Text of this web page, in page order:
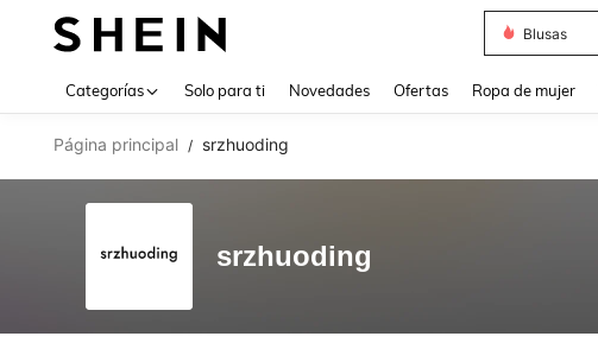
Blusas
Categorías Solo para ti Novedades Ofertas Ropa de mujer
Página principal / srzhuoding
srzhuoding